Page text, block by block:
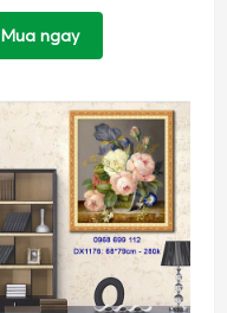
Mua ngay